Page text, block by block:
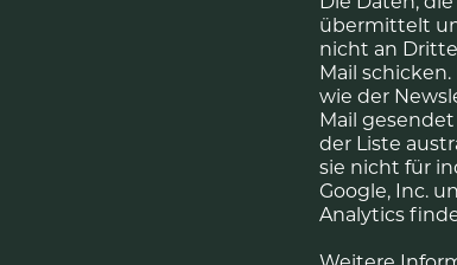
übermittelt
nicht an
Mail
wie der
Mail
der Liste
sie nicht für
Google, Inc.
Analytics